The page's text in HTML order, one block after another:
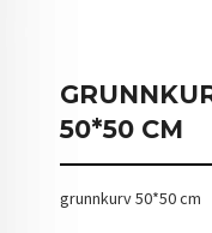
50*50 CM
grunnkurv 50*50 cm